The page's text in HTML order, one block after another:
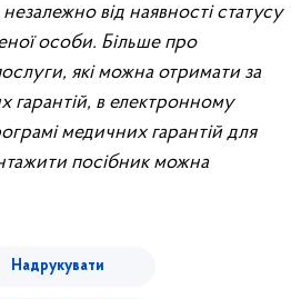
від наявності статусу
особи. Більше про
які можна отримати за
в електронному
медичних гарантій для
посібник можна
Надрукувати